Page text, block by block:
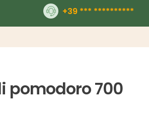
+39 *** **********
pomodoro 700